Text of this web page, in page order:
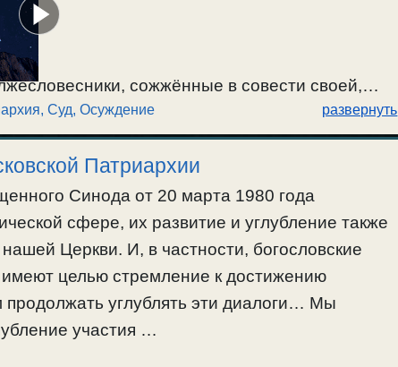
сожжённые в совести своей,
антихристовых; их лукавые
и лукавые подмены, суд Божий и
, Суд, Осуждение развернуть
Патриархии
Синода от 20 марта 1980 года
сфере, их развитие и углубление также
Церкви. И, в частности, богословские
целью стремление к достижению
углублять эти диалоги… Мы
участия …